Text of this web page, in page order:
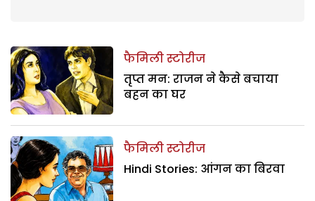
फैमिली स्टोरीज
तृप्त मन: राजन ने कैसे बचाया
बहन का घर
फैमिली स्टोरीज
Hindi Stories: आंगन का बिरवा